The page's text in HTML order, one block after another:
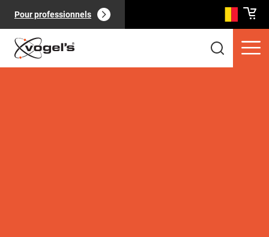
Pour professionnels